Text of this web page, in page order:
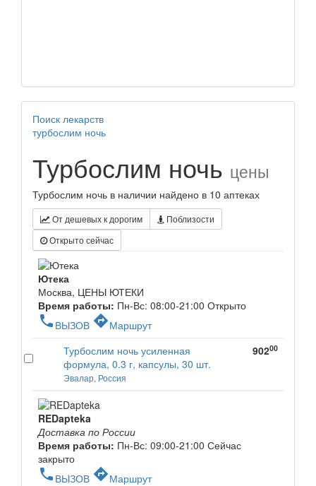
Поиск лекарств
турбослим ночь
Турбослим ночь цены
Турбослим ночь в наличии найдено в 10 аптеках
От дешевых к дорогим
Поблизости
Открыто сейчас
Ютека
Москва, ЦЕНЫ ЮТЕКИ
Время работы: Пн-Вс: 08:00-21:00 Открыто
phone ВЫЗОВ directionsМаршрут
Турбослим ночь усиленная
формула, 0.3 г, капсулы, 30 шт.
Эвалар, Россия
90200
REDapteka
Доставка по России
Время работы: Пн-Вс: 09:00-21:00 Сейчас
закрыто
phone ВЫЗОВ directionsМаршрут